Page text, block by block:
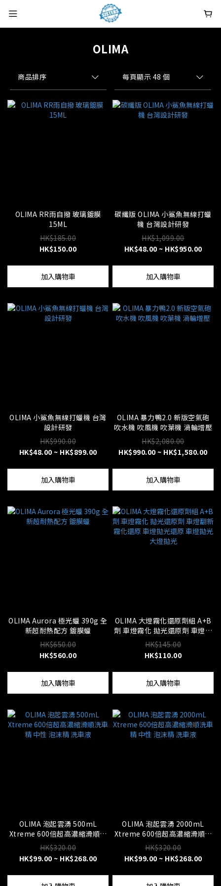
OLIMA
商品排序 每頁顯示 48 個
OLIMA RR雨自撥 玻璃鍍膜
15ML
HK$185.00
HK$150.00
加入購物車
碳纖版 OLIMA 小鯊魚無線打蠟
機 台灣設計研發
HK$1,099.00
HK$48.00 ~ HK$950.00
加入購物車
OLIMA 小鯊魚無線打蠟機 台灣
設計研發
HK$990.00
HK$48.00 ~ HK$899.00
加入購物車
OLIMA 暴力鴨2.0 新版空氣砲
吹水機 吹風機 吹葉機 渦輪增壓
HK$2,080.00
HK$990.00 ~ HK$1,580.00
加入購物車
OLIMA Aurora 極光蠟 390g 全
新超耐熱配方 鍍膜蠟
HK$650.00
HK$560.00
加入購物車
OLIMA 大燈霧化還原劑組 A+B
劑 車燈霧化 拋光還原劑 車燈翻
新 霧化還原 車燈拋光還原 車燈
拋光 大燈拋光
HK$145.00
HK$110.00
加入購物車
OLIMA 泡起雲湧 500mL
Xtreme 600倍超高濃縮滑順洗
車精 中性 泡沫精 洗車液
HK$320.00
HK$99.00 ~ HK$268.00
OLIMA 泡起雲湧 2000mL
Xtreme 600倍超高濃縮滑順洗
車精 中性 泡沫精 洗車液
HK$320.00
HK$99.00 ~ HK$268.00